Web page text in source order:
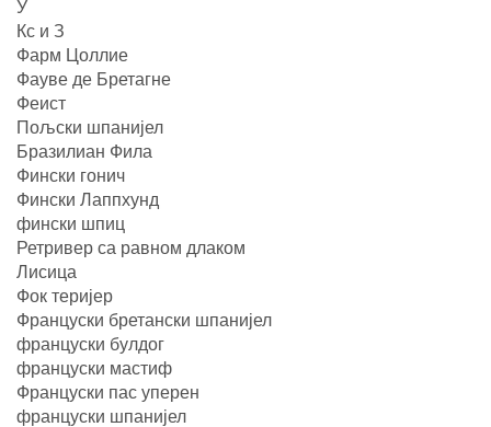
У
Кс и З
Фарм Цоллие
Фауве де Бретагне
Феист
Пољски шпанијел
Бразилиан Фила
Фински гонич
Фински Лаппхунд
фински шпиц
Ретривер са равном длаком
Лисица
Фок теријер
Француски бретански шпанијел
француски булдог
француски мастиф
Француски пас уперен
француски шпанијел